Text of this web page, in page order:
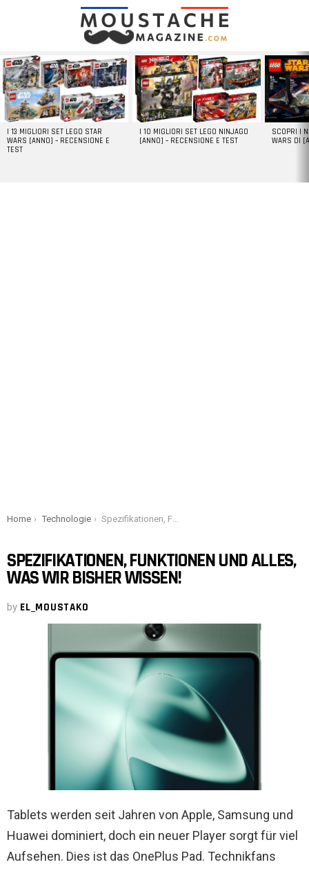
LATEST
STORIES
I 13 MIGLIORI SET LEGO STAR
WARS [ANNO] – RECENSIONE E
TEST
I 10 MIGLIORI SET LEGO NINJAGO
[ANNO] – RECENSIONE E TEST
SCOPRI I
WARS DI
You are here:
Home Technologie Spezifikationen, Funktionen und alles, was wir bisher wissen!
SPEZIFIKATIONEN, FUNKTIONEN UND ALLES,
WAS WIR BISHER WISSEN!
by EL_MOUSTAKO
Tablets werden seit Jahren von Apple, Samsung und
Huawei dominiert, doch ein neuer Player sorgt für viel
Aufsehen. Dies ist das OnePlus Pad. Technikfans